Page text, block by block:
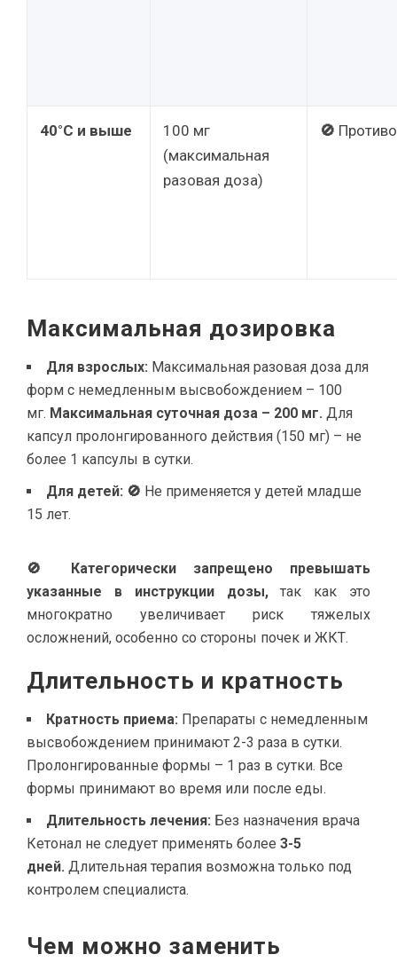
40°C и выше
100 мг
(максимальная
разовая доза)
🚫
Максимальная дозировка
Для взрослых: Максимальная разовая доза для
форм с немедленным высвобождением – 100
мг. Максимальная суточная доза – 200 мг. Для
капсул пролонгированного действия (150 мг) – не
более 1 капсулы в сутки.
Для детей: 🚫 Не применяется у детей младше
15 лет.
🚫 Категорически запрещено превышать
указанные в инструкции дозы,так как это
многократно увеличивает риск тяжелых
осложнений, особенно со стороны почек и ЖКТ.
Длительность и кратность
Кратность приема: Препараты с немедленным
высвобождением принимают 2-3 раза в сутки.
Пролонгированные формы – 1 раз в сутки. Все
формы принимают во время или после еды.
Длительность лечения: Без назначения врача
Кетонал не следует применять более 3-5
дней. Длительная терапия возможна только под
контролем специалиста.
Чем можно заменить